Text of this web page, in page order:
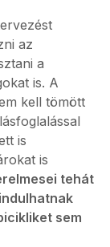
az
a
is. A
kell tömött
is
is
tehát
sem